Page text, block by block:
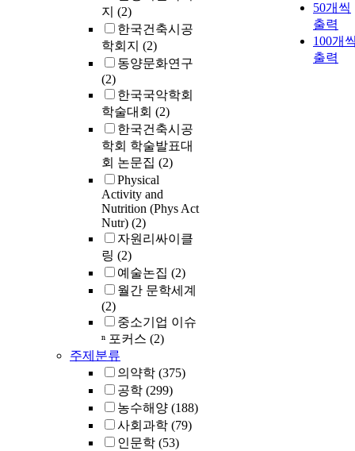
지 (2)
한국건축시공
학회지 (2)
동양문화연구
(2)
한국국악학회
학술대회 (2)
한국건축시공
학회 학술발표대
회 논문집 (2)
Physical
Activity and
Nutrition (Phys Act
Nutr) (2)
자원리싸이클
링 (2)
예술논집 (2)
월간 문학세계
(2)
중소기업 이슈
ⁿ 포커스 (2)
주제분류
의약학 (375)
공학 (299)
농수해양 (188)
사회과학 (79)
인문학 (53)
50개씩
출력
100개
출력